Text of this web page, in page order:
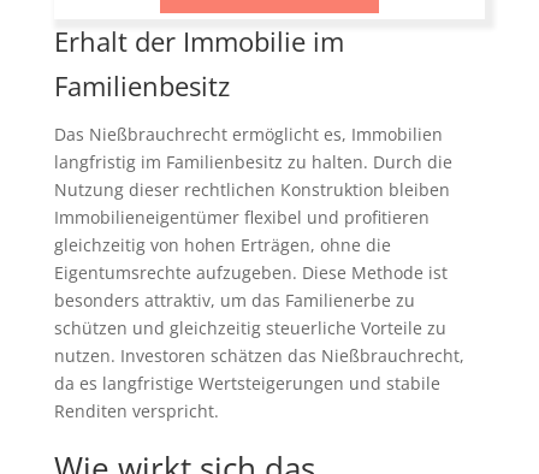
Erhalt der Immobilie im
Familienbesitz
Das Nießbrauchrecht ermöglicht es, Immobilien
langfristig im Familienbesitz zu halten. Durch die
Nutzung dieser rechtlichen Konstruktion bleiben
Immobilieneigentümer flexibel und profitieren
gleichzeitig von hohen Erträgen, ohne die
Eigentumsrechte aufzugeben. Diese Methode ist
besonders attraktiv, um das Familienerbe zu
schützen und gleichzeitig steuerliche Vorteile zu
nutzen. Investoren schätzen das Nießbrauchrecht,
da es langfristige Wertsteigerungen und stabile
Renditen verspricht.